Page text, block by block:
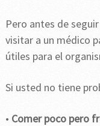
Pero antes de
visitar a un médico
útiles para el
Si usted no tiene
• Comer poco pero